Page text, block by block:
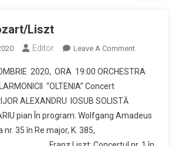
Liszt
Editor Leave A CommentOn
Mozart/Liszt
2020, ORA 19:00 ORCHESTRA
“OLTENIA” Concert
ALEXANDRU IOSUB SOLISTĂ
pian În program: Wolfgang Amadeus
35 în Re major, K. 385,